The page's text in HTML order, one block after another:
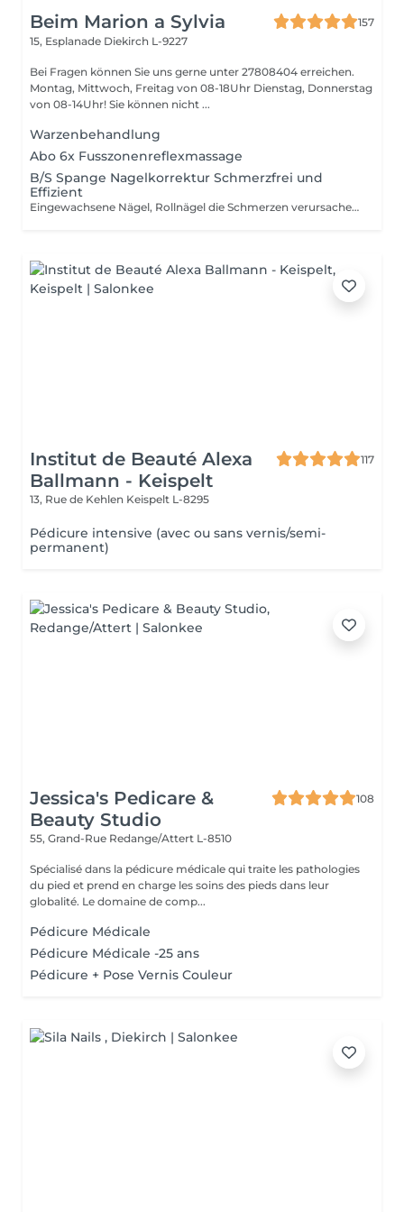
Beim Marion a Sylvia
157
15, Esplanade Diekirch L-9227
Bei Fragen können Sie uns gerne unter 27808404 erreichen.
Montag, Mittwoch, Freitag von 08-18Uhr Dienstag, Donnerstag
von 08-14Uhr! Sie können nicht ...
Warzenbehandlung
Abo 6x Fusszonenreflexmassage
B/S Spange Nagelkorrektur Schmerzfrei und
Effizient
Eingewachsene Nägel, Rollnägel die Schmerzen verursachen werden korrigiert . Nicht nur optisch sondern Schmerzfrei Damit erhalten sie gesunde schöne Nägel !
Institut de Beauté Alexa
Ballmann - Keispelt
117
13, Rue de Kehlen Keispelt L-8295
Pédicure intensive (avec ou sans vernis/semi-
permanent)
Jessica's Pedicare &
Beauty Studio
108
55, Grand-Rue Redange/Attert L-8510
Spécialisé dans la pédicure médicale qui traite les pathologies
du pied et prend en charge les soins des pieds dans leur
globalité. Le domaine de comp...
Pédicure Médicale
Pédicure Médicale -25 ans
Pédicure + Pose Vernis Couleur